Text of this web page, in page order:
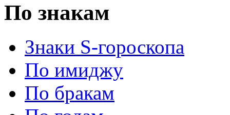
По знакам
Знаки S-гороскопа
По имиджу
По бракам